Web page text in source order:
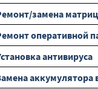
замена
оперативной
антивируса
аккумулятора